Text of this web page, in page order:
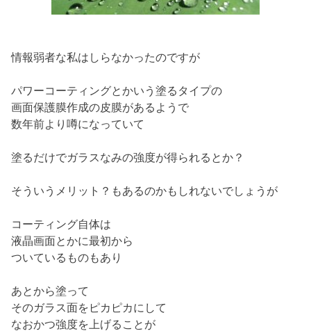
情報弱者な私はしらなかったのですが
パワーコーティングとかいう塗るタイプの
画面保護膜作成の皮膜があるようで
数年前より噂になっていて
塗るだけでガラスなみの強度が得られるとか？
そういうメリット？もあるのかもしれないでしょうが
コーティング自体は
液晶画面とかに最初から
ついているものもあり
あとから塗って
そのガラス面をピカピカにして
なおかつ強度を上げることが